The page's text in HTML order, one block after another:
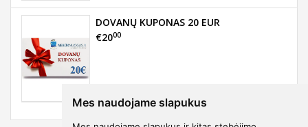
Mes naudojame slapukus
DOVANŲ KUPONAS 20 EUR
€2000